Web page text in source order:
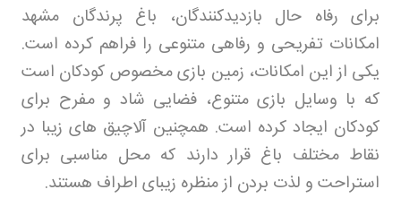
برای رفاه حال بازدیدکنندگان، باغ پرندگان مشهد
امکانات تفریحی و رفاهی متنوعی را فراهم کرده است.
یکی از این امکانات، زمین بازی مخصوص کودکان است
که با وسایل بازی متنوع، فضایی شاد و مفرح برای
کودکان ایجاد کرده است. همچنین آلاچیق های زیبا در
نقاط مختلف باغ قرار دارند که محل مناسبی برای
استراحت و لذت بردن از منظره زیبای اطراف هستند.